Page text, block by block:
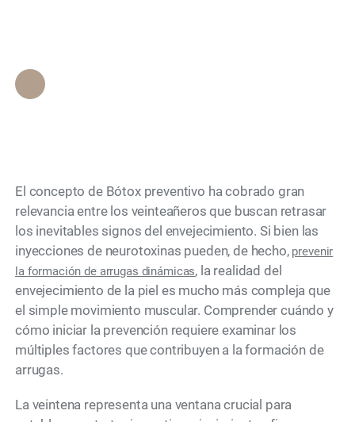
El concepto de Bótox preventivo ha cobrado gran
relevancia entre los veinteañeros que buscan retrasar
los inevitables signos del envejecimiento. Si bien las
inyecciones de neurotoxinas pueden, de hecho, prevenir
la formación de arrugas dinámicas, la realidad del
envejecimiento de la piel es mucho más compleja que
el simple movimiento muscular. Comprender cuándo y
cómo iniciar la prevención requiere examinar los
múltiples factores que contribuyen a la formación de
arrugas.
La veintena representa una ventana crucial para